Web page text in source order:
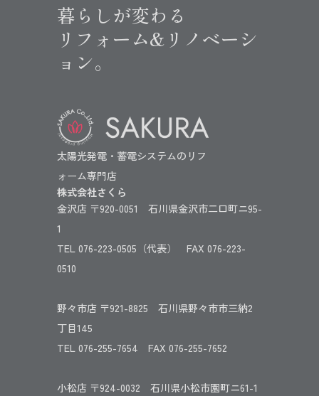
暮らしが変わる
リフォーム&リノベーシ
ョン。
太陽光発電・蓄電システムのリフ
ォーム専門店
株式会社さくら
金沢店 〒920-0051 石川県金沢市二口町ニ95-
1
TEL 076-223-0505（代表） FAX 076-223-
0510
野々市店 〒921-8825 石川県野々市市三納2
丁目145
TEL 076-255-7654 FAX 076-255-7652
小松店 〒924-0032 石川県小松市園町ニ61-1